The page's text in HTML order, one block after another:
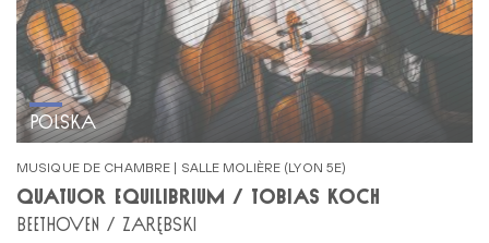
MUSIQUE DE CHAMBRE | SALLE MOLIÈRE (LYON 5E)
QUATUOR EQUILIBRIUM / TOBIAS KOCH
BEETHOVEN / ZARĘBSKI
POLSKA